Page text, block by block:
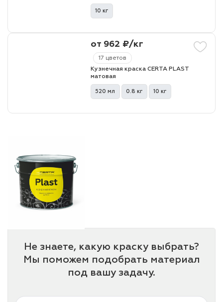
10 кг
17 цветов
от 962 ₽/кг
Кузнечная краска CERTA PLAST
матовая
520 мл 0.8 кг 10 кг
Не знаете, какую краску выбрать?
Мы поможем подобрать материал
под вашу задачу.